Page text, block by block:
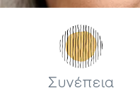
Συνέπεια